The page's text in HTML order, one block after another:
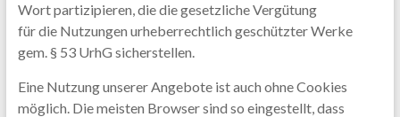
Wort partizipieren, die die gesetzliche Vergütung
für die Nutzungen urheberrechtlich geschützter Werke
gem. § 53 UrhG sicherstellen.
Eine Nutzung unserer Angebote ist auch ohne Cookies
möglich. Die meisten Browser sind so eingestellt, dass